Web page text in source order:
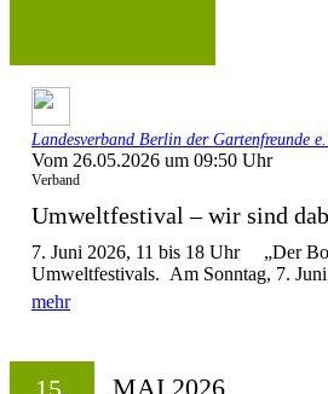
Landesverband Berlin der Gartenfreunde
Vom 26.05.2026 um 09:50 Uhr
Verband
Umweltfestival – wir sind
7. Juni 2026, 11 bis 18 Uhr „Der
Umweltfestivals. Am Sonntag, 7.
mehr
MAI 2026